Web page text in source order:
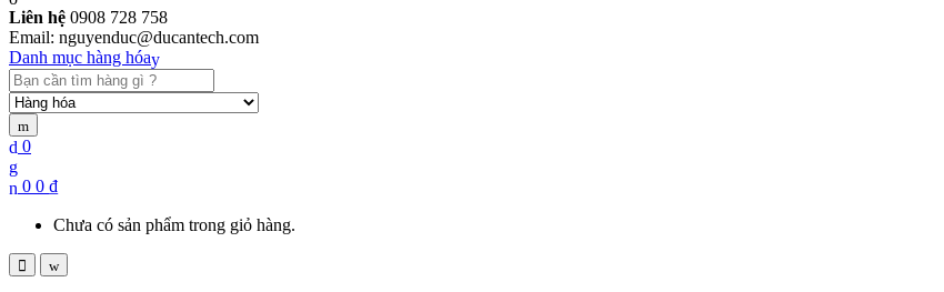
Liên hệ 0908 728 758
Email: nguyenduc@ducantech.com
Danh mục hàng hóa
Search
for:
0
0 0 ₫
Chưa có sản phẩm trong giỏ hàng.